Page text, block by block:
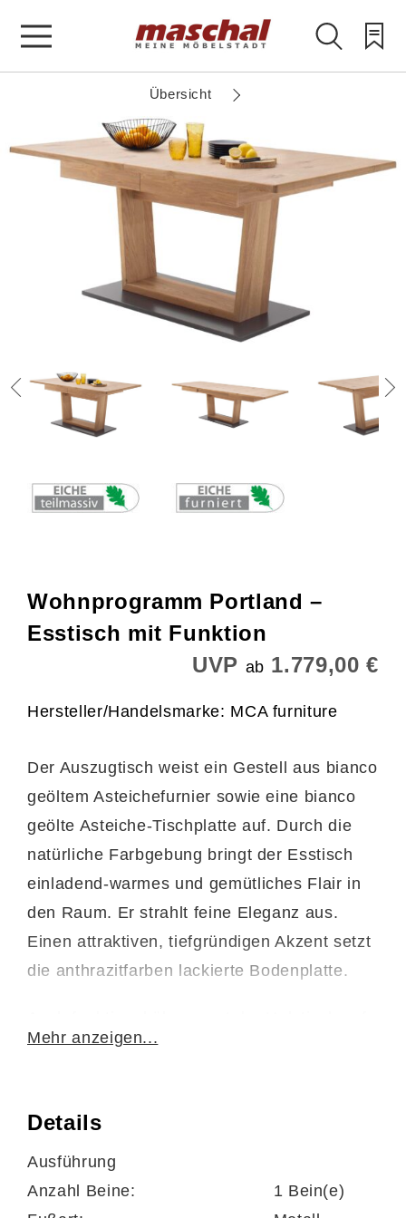
Übersicht
Wohnprogramm Portland –
Esstisch mit Funktion
UVP ab 1.779,00 €
Hersteller/Handelsmarke: MCA furniture
Der Auszugtisch weist ein Gestell aus bianco
geöltem Asteichefurnier sowie eine bianco
geölte Asteiche-Tischplatte auf. Durch die
natürliche Farbgebung bringt der Esstisch
einladend-warmes und gemütliches Flair in
den Raum. Er strahlt feine Eleganz aus.
Einen attraktiven, tiefgründigen Akzent setzt
die anthrazitfarben lackierte Bodenplatte.
ganzer Linie. Abgesehen von der Robustheit
Tisch ist mit einem Synchronauszug über
zwei innenliegende, jeweils ca. 50 cm breite
Einlegeplatten ausgestattet, sodass Sie ihn
Mehr anzeigen...
Details
Ausführung
Anzahl Beine:
1 Bein(e)